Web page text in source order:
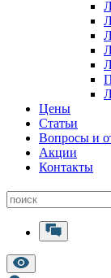
Цены
Статьи
Вопросы и
Акции
Контакты